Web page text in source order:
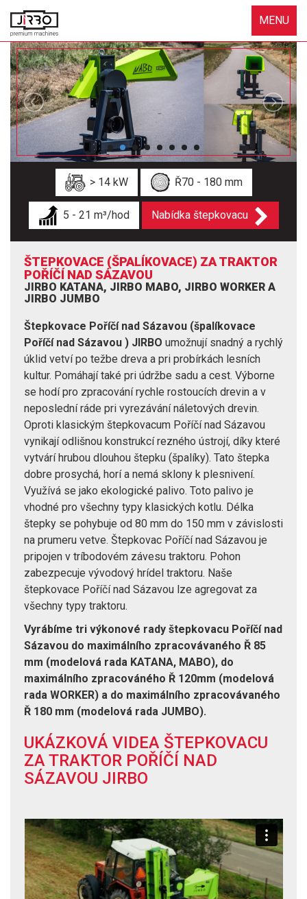
MENU
> 14 kW Ř70 - 180 mm
5 - 21 m³/hod Nabídka štepkovacu
ŠTEPKOVACE (ŠPALÍKOVACE) ZA TRAKTOR
POŘÍČÍ NAD SÁZAVOU
JIRBO KATANA, JIRBO MABO, JIRBO WORKER A
JIRBO JUMBO
Štepkovace Poříčí nad Sázavou (špalíkovace
Poříčí nad Sázavou ) JIRBO umožnují snadný a rychlý
úklid vetví po težbe dreva a pri probírkách lesních
kultur. Pomáhají také pri údržbe sadu a cest. Výborne
se hodí pro zpracování rychle rostoucích drevin a v
neposlední ráde pri vyrezávání náletových drevin.
Oproti klasickým štepkovacum Poříčí nad Sázavou
vynikají odlišnou konstrukcí rezného ústrojí, díky které
vytvárí hrubou dlouhou štepku (špalíky). Tato štepka
dobre prosychá, horí a nemá sklony k plesnivení.
Využívá se jako ekologické palivo. Toto palivo je
vhodné pro všechny typy klasických kotlu. Délka
štepky se pohybuje od 80 mm do 150 mm v závislosti
na prumeru vetve. Štepkovac Poříčí nad Sázavou je
pripojen v tríbodovém závesu traktoru. Pohon
zabezpecuje vývodový hrídel traktoru. Naše
štepkovace Poříčí nad Sázavou lze agregovat za
všechny typy traktoru.
Vyrábíme tri výkonové rady štepkovacu Poříčí nad
Sázavou do maximálního zpracovávaného Ř 85
mm (modelová rada KATANA, MABO), do
maximálního zpracováného Ř 120mm (modelová
rada WORKER) a do maximálního zpracovávaného
Ř 180 mm (modelová rada JUMBO).
UKÁZKOVÁ VIDEA ŠTEPKOVACU
ZA TRAKTOR POŘÍČÍ NAD
SÁZAVOU JIRBO